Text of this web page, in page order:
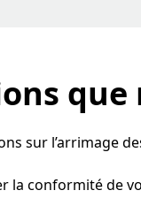
que
sur l’arrimage
la conformité de